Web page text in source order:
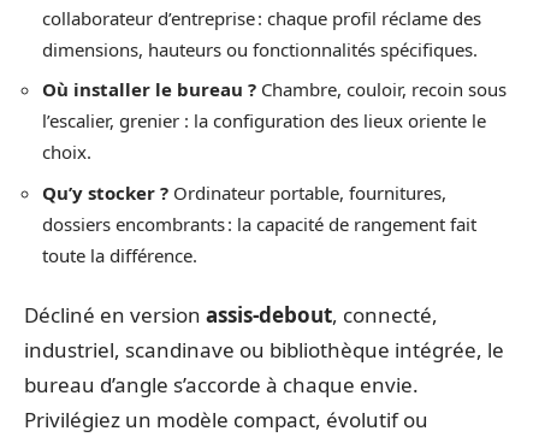
collaborateur d’entreprise : chaque profil réclame des
dimensions, hauteurs ou fonctionnalités spécifiques.
Où installer le bureau ? Chambre, couloir, recoin sous
l’escalier, grenier : la configuration des lieux oriente le
choix.
Qu’y stocker ? Ordinateur portable, fournitures,
dossiers encombrants : la capacité de rangement fait
toute la différence.
Décliné en version assis-debout, connecté,
industriel, scandinave ou bibliothèque intégrée, le
bureau d’angle s’accorde à chaque envie.
Privilégiez un modèle compact, évolutif ou